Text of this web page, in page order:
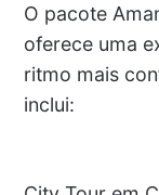
O pacote
oferece uma
ritmo mais
inclui: